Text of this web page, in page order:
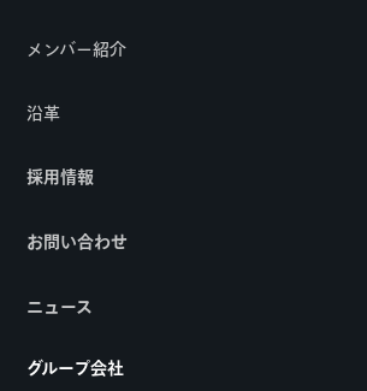
メンバー紹介
沿革
採用情報
お問い合わせ
ニュース
グループ会社